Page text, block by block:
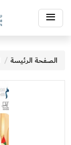
Toggle
navigation
الصفحة الرئيسة